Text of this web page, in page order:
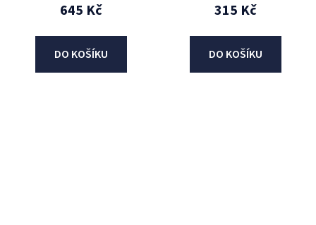
645 Kč
DO KOŠÍKU
315 Kč
DO KOŠÍKU